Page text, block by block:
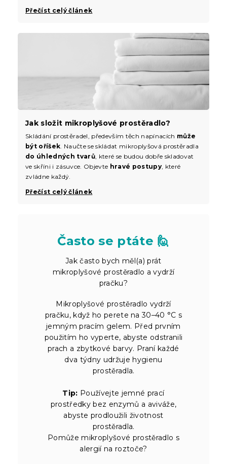
Přečíst celý článek
Jak složit mikroplyšové prostěradlo?
Skládání prostěradel, především těch napínacích může
být oříšek . Naučte se skládat mikroplyšová prostěradla
do úhledných tvarů , které se budou dobře skladovat
ve skříni i zásuvce. Objevte hravé postupy , které
zvládne každý.
Přečíst celý článek
Často se ptáte 🙋
Jak často bych měl(a) prát
mikroplyšové prostěradlo a vydrží
pračku?
Mikroplyšové prostěradlo vydrží
pračku, když ho perete na 30–40 °C s
jemným pracím gelem. Před prvním
použitím ho vyperte, abyste odstranili
prach a zbytkové barvy. Praní každé
dva týdny udržuje hygienu
prostěradla.
Tip: Používejte jemné prací
prostředky bez enzymů a aviváže,
abyste prodloužili životnost
prostěradla.
Pomůže mikroplyšové prostěradlo s
alergií na roztoče?